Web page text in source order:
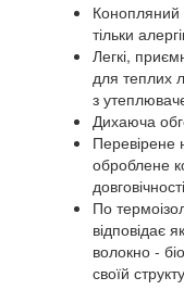
Конопляний
тільки
Легкі,
для теплих
з
Дихаюча
Перевірене
оброблене
По
відповідає
волокно -
своїй